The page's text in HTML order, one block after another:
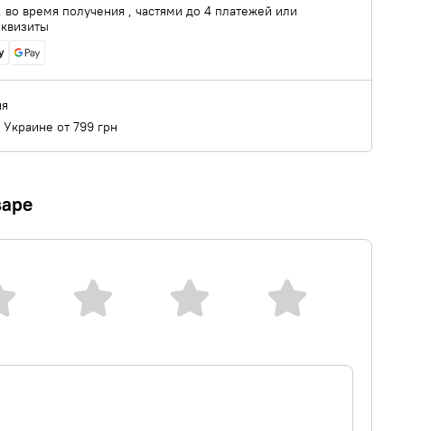
во время получения , частями до 4 платежей или
Украине от 799 грн